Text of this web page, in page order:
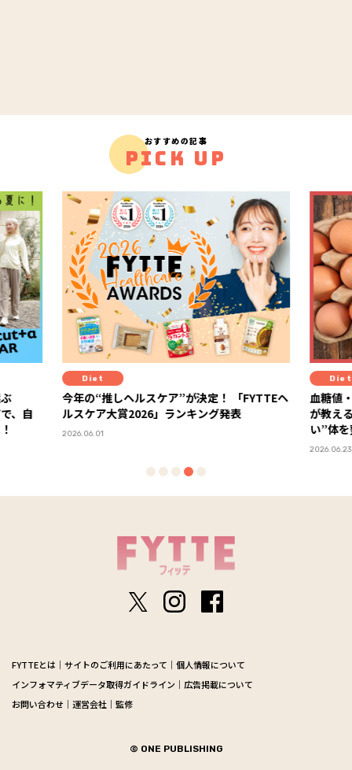
おすすめの記事
PICK UP
ケア”が決定！ 「FYTTEヘ
ランキング発表
血糖値・栄養・満足度がカギ！ 糖尿
が教える、“血糖値安定×健康コスパ
FYTTEとは サイトのご利用にあたって
個人情報について
インフォマティブデータ取得ガイドライン
広告掲載について
お問い合わせ
運営会社 監修
© ONE PUBLISHING